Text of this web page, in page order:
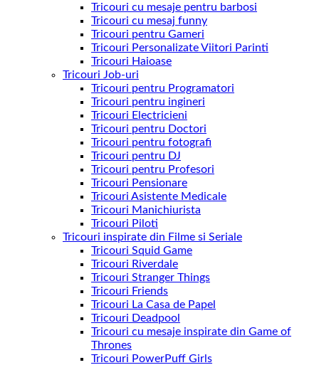
Tricouri cu mesaje pentru barbosi
Tricouri cu mesaj funny
Tricouri pentru Gameri
Tricouri Personalizate Viitori Parinti
Tricouri Haioase
Tricouri Job-uri
Tricouri pentru Programatori
Tricouri pentru ingineri
Tricouri Electricieni
Tricouri pentru Doctori
Tricouri pentru fotografi
Tricouri pentru DJ
Tricouri pentru Profesori
Tricouri Pensionare
Tricouri Asistente Medicale
Tricouri Manichiurista
Tricouri Piloti
Tricouri inspirate din Filme si Seriale
Tricouri Squid Game
Tricouri Riverdale
Tricouri Stranger Things
Tricouri Friends
Tricouri La Casa de Papel
Tricouri Deadpool
Tricouri cu mesaje inspirate din Game of
Thrones
Tricouri PowerPuff Girls